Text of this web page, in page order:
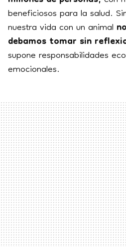
beneficiosos para la salud.
nuestra vida con un animal
debamos tomar sin
supone responsabilidades
emocionales.